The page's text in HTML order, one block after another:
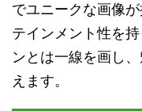
でユニークな画像
テインメント性を
ンとは一線を画し
えます。